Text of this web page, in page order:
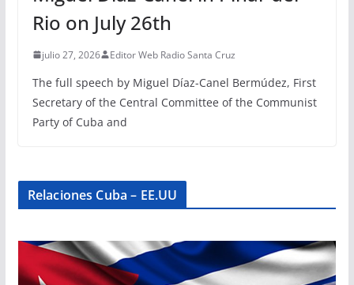
Rio on July 26th
julio 27, 2026 Editor Web Radio Santa Cruz
The full speech by Miguel Díaz-Canel Bermúdez, First
Secretary of the Central Committee of the Communist
Party of Cuba and
Relaciones Cuba – EE.UU